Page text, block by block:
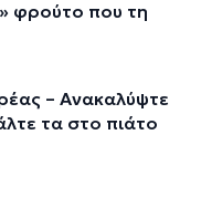
φρούτο που τη
– Ανακαλύψτε
τα στο πιάτο